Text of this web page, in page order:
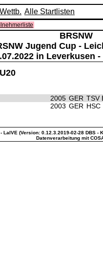
Alle Startlisten
BRSNW
Jugend Cup -
in Leverkusen
2005 GER TSV
2003 GER HSC
LaIVE (Version: 0.12.3.2019-02-28 DBS -
Datenverarbeitung mit